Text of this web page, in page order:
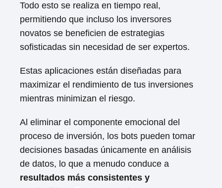
Todo esto se realiza en tiempo real,
permitiendo que incluso los inversores
novatos se beneficien de estrategias
sofisticadas sin necesidad de ser expertos.
Estas aplicaciones están diseñadas para
maximizar el rendimiento de tus inversiones
mientras minimizan el riesgo.
Al eliminar el componente emocional del
proceso de inversión, los bots pueden tomar
decisiones basadas únicamente en análisis
de datos, lo que a menudo conduce a
resultados más consistentes y